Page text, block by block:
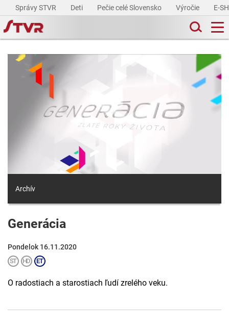
Správy STVR Deti Pečie celé Slovensko Výročie E-
Archív
Generácia
Pondelok 16.11.2020
O radostiach a starostiach ľudí zrelého veku.